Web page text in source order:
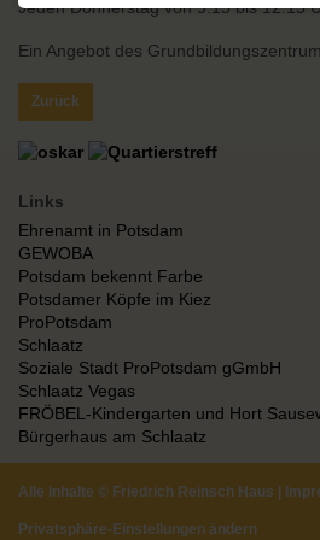
Jeden Donnerstag von 9.15 bis 12.15
Ein Angebot des
Zurück
Links
Ehrenamt in Potsdam
GEWOBA
Potsdam bekennt Farbe
Potsdamer Köpfe im Kiez
ProPotsdam
Schlaatz
Soziale Stadt ProPotsdam gGmbH
Schlaatz Vegas
FRÖBEL-Kindergarten und Hort
Bürgerhaus am Schlaatz
Alle Inhalte © Friedrich Reinsch Haus
Privatsphäre-Einstellungen ändern